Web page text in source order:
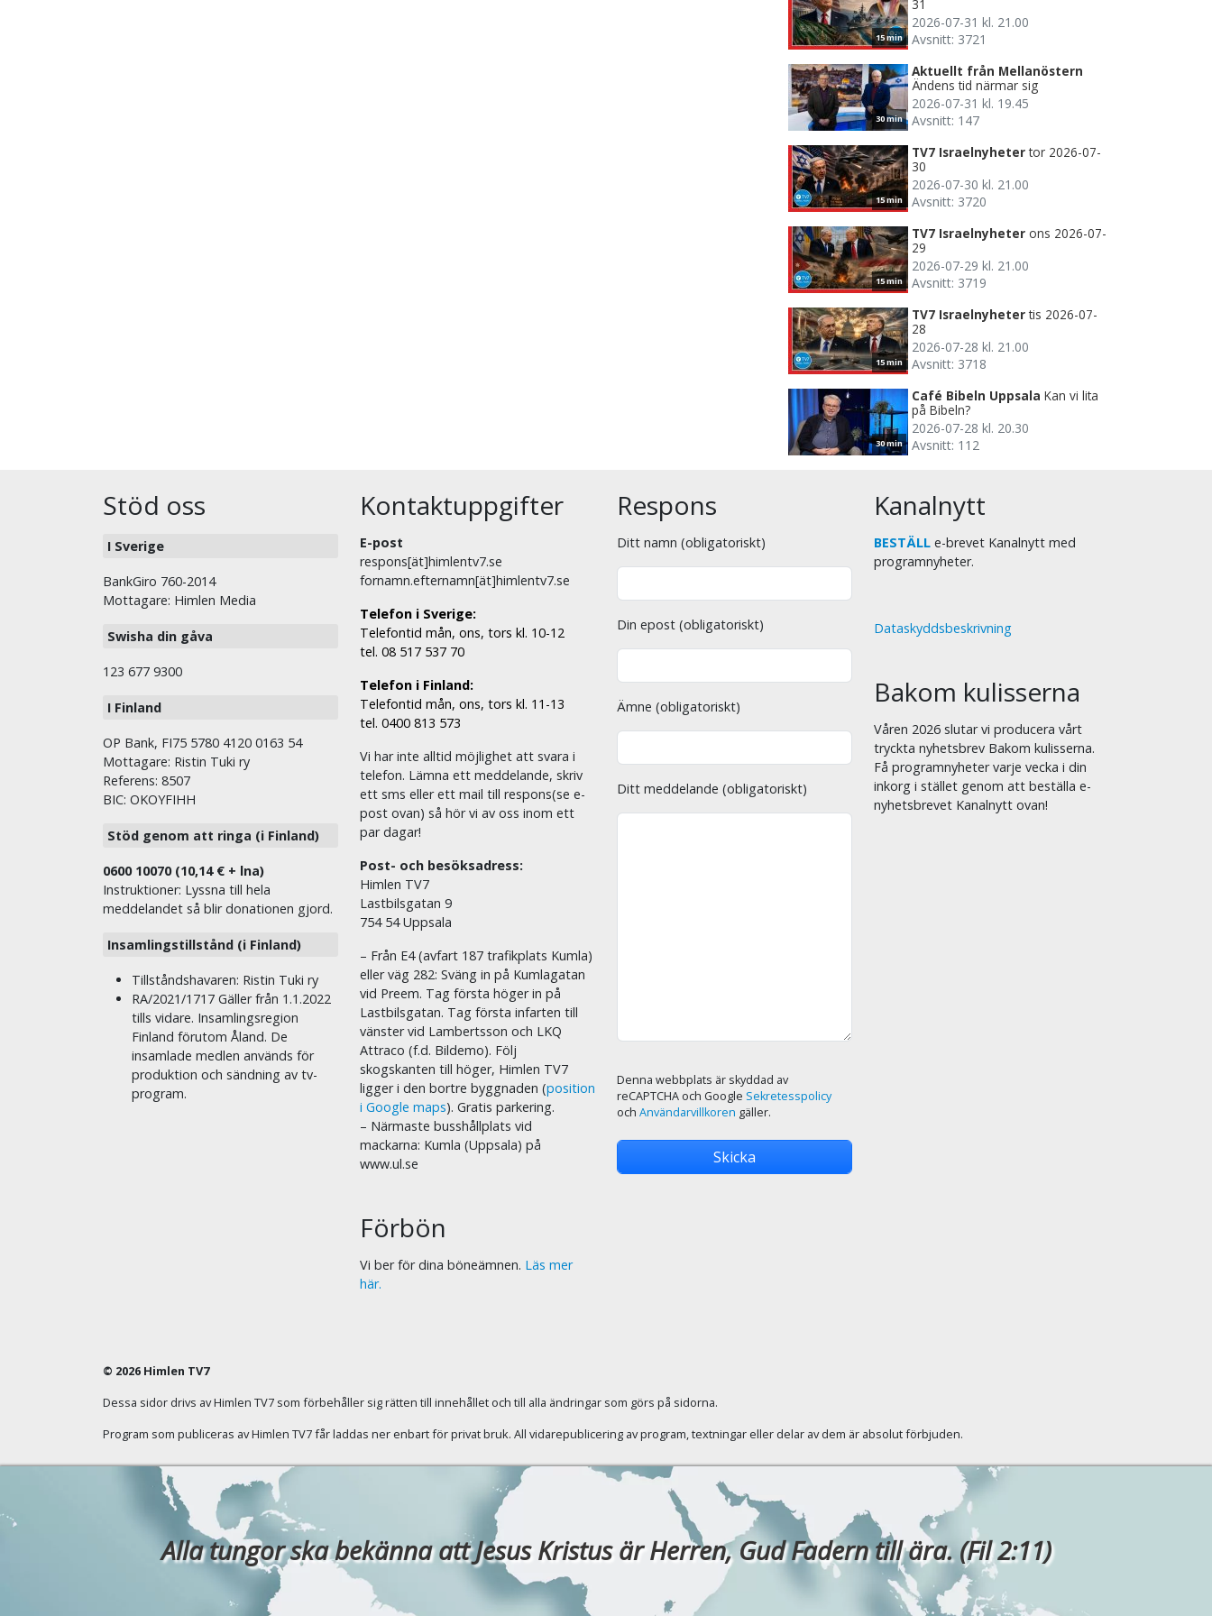
15 min
31
2026-07-31 kl. 21.00
Avsnitt: 3721
30 min
Aktuellt från Mellanöstern
Ändens tid närmar sig
2026-07-31 kl. 19.45
Avsnitt: 147
15 min
TV7 Israelnyheter tor 2026-07-
30
2026-07-30 kl. 21.00
Avsnitt: 3720
15 min
TV7 Israelnyheter ons 2026-07-
29
2026-07-29 kl. 21.00
Avsnitt: 3719
15 min
TV7 Israelnyheter tis 2026-07-
28
2026-07-28 kl. 21.00
Avsnitt: 3718
30 min
Café Bibeln Uppsala Kan vi lita
på Bibeln?
2026-07-28 kl. 20.30
Avsnitt: 112
Stöd oss
I Sverige
BankGiro 760-2014
Mottagare: Himlen Media
Swisha din gåva
123 677 9300
I Finland
OP Bank, FI75 5780 4120 0163 54
Mottagare: Ristin Tuki ry
Referens: 8507
BIC: OKOYFIHH
Stöd genom att ringa (i Finland)
0600 10070 (10,14 € + lna)
Instruktioner: Lyssna till hela
meddelandet så blir donationen gjord.
Insamlingstillstånd (i Finland)
Tillståndshavaren: Ristin Tuki ry
RA/2021/1717 Gäller från 1.1.2022
tills vidare. Insamlingsregion
Finland förutom Åland. De
insamlade medlen används för
produktion och sändning av tv-
program.
Kontaktuppgifter
E-post
respons[ät]himlentv7.se
fornamn.efternamn[ät]himlentv7.se
Telefon i Sverige:
Telefontid mån, ons, tors kl. 10-12
tel. 08 517 537 70
Telefon i Finland:
Telefontid mån, ons, tors kl. 11-13
tel. 0400 813 573
Vi har inte alltid möjlighet att svara i
telefon. Lämna ett meddelande, skriv
ett sms eller ett mail till respons(se e-
post ovan) så hör vi av oss inom ett
par dagar!
Post- och besöksadress:
Himlen TV7
Lastbilsgatan 9
754 54 Uppsala
– Från E4 (avfart 187 trafikplats Kumla)
eller väg 282: Sväng in på Kumlagatan
vid Preem. Tag första höger in på
Lastbilsgatan. Tag första infarten till
vänster vid Lambertsson och LKQ
Attraco (f.d. Bildemo). Följ
skogskanten till höger, Himlen TV7
ligger i den bortre byggnaden (position
i Google maps). Gratis parkering.
– Närmaste busshållplats vid
mackarna: Kumla (Uppsala) på
www.ul.se
Förbön
Vi ber för dina böneämnen. Läs mer
här.
Respons
Ditt namn (obligatoriskt)
Din epost (obligatoriskt)
Ämne (obligatoriskt)
Ditt meddelande (obligatoriskt)
Denna webbplats är skyddad av
reCAPTCHA och Google Sekretesspolicy
och Användarvillkoren gäller.
Kanalnytt
BESTÄLL e-brevet Kanalnytt med
programnyheter.
Dataskyddsbeskrivning
Bakom kulisserna
Våren 2026 slutar vi producera vårt
tryckta nyhetsbrev Bakom kulisserna.
Få programnyheter varje vecka i din
inkorg i stället genom att beställa e-
nyhetsbrevet Kanalnytt ovan!
© 2026 Himlen TV7
Dessa sidor drivs av Himlen TV7 som förbehåller sig rätten till innehållet och till alla ändringar som görs på sidorna.
Program som publiceras av Himlen TV7 får laddas ner enbart för privat bruk. All vidarepublicering av program, textningar eller delar av dem är absolut förbjuden.
Alla tungor ska bekänna att Jesus Kristus är Herren, Gud Fadern till ära. (Fil 2:11)